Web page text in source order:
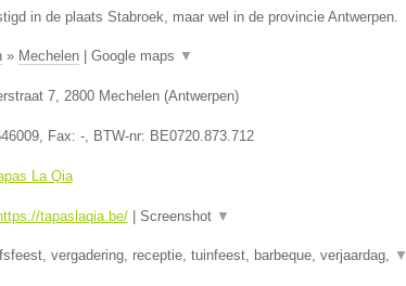
in de plaats Stabroek, maar wel in de provincie Antwerpen.
» Mechelen| Google maps ▼
7, 2800 Mechelen(Antwerpen)
, Fax: -, BTW-nr: BE0720.873.712
La Qia
tapaslaqia.be/| Screenshot ▼
vergadering, receptie, tuinfeest, barbeque, verjaardag, ▼